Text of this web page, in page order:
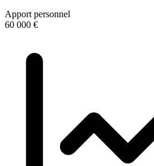
Apport personnel
60 000 €